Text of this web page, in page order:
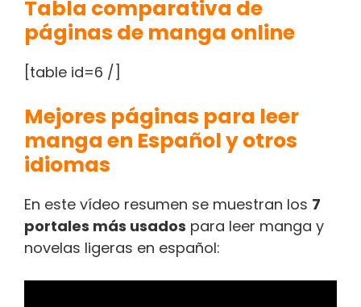
Tabla comparativa de
páginas de manga online
[table id=6 /]
Mejores páginas para leer
manga en Español y otros
idiomas
En este vídeo resumen se muestran los 7
portales más usados para leer manga y
novelas ligeras en español: